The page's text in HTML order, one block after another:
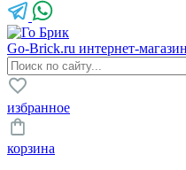
Go-Brick.ru интернет-
избранное
корзина